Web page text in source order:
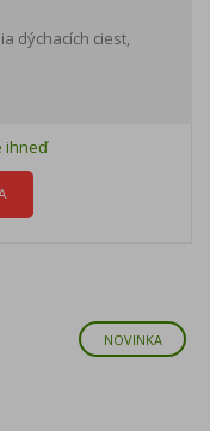
dýchacích ciest,
ihneď
NOVINKA